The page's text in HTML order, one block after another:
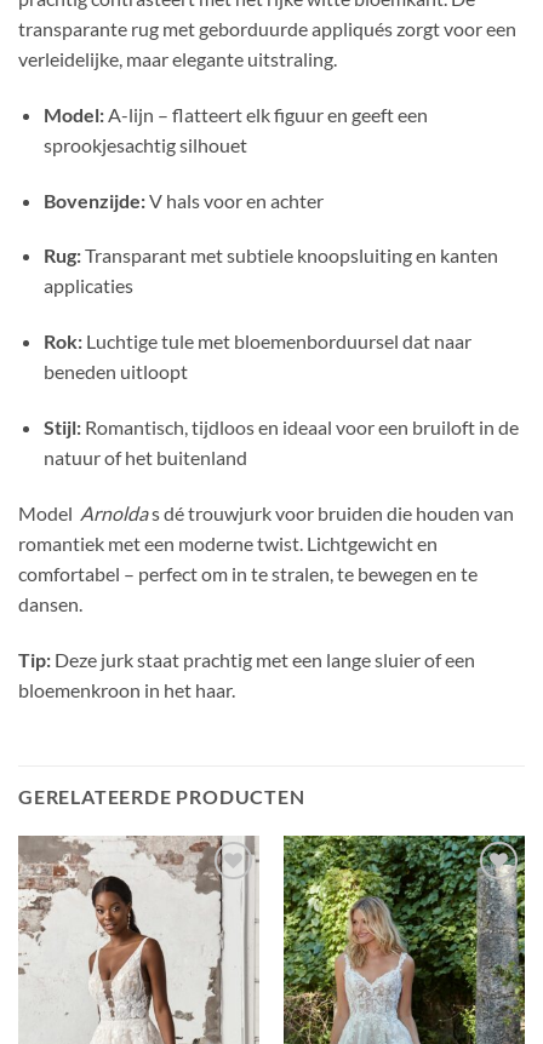
transparante rug met geborduurde appliqués zorgt voor een
verleidelijke, maar elegante uitstraling.
Model:A-lijn – flatteert elk figuur en geeft een
sprookjesachtig silhouet
Bovenzijde:V hals voor en achter
Rug:Transparant met subtiele knoopsluiting en kanten
applicaties
Rok:Luchtige tule met bloemenborduursel dat naar
beneden uitloopt
Stijl:Romantisch, tijdloos en ideaal voor een bruiloft in de
natuur of het buitenland
Model Arnoldas dé trouwjurk voor bruiden die houden van
romantiek met een moderne twist. Lichtgewicht en
comfortabel – perfect om in te stralen, te bewegen en te
dansen.
Tip: Deze jurk staat prachtig met een lange sluier of een
bloemenkroon in het haar.
GERELATEERDE PRODUCTEN
Toevoegen
aan
verlanglijst
Toevoegen
aan
verlanglijst